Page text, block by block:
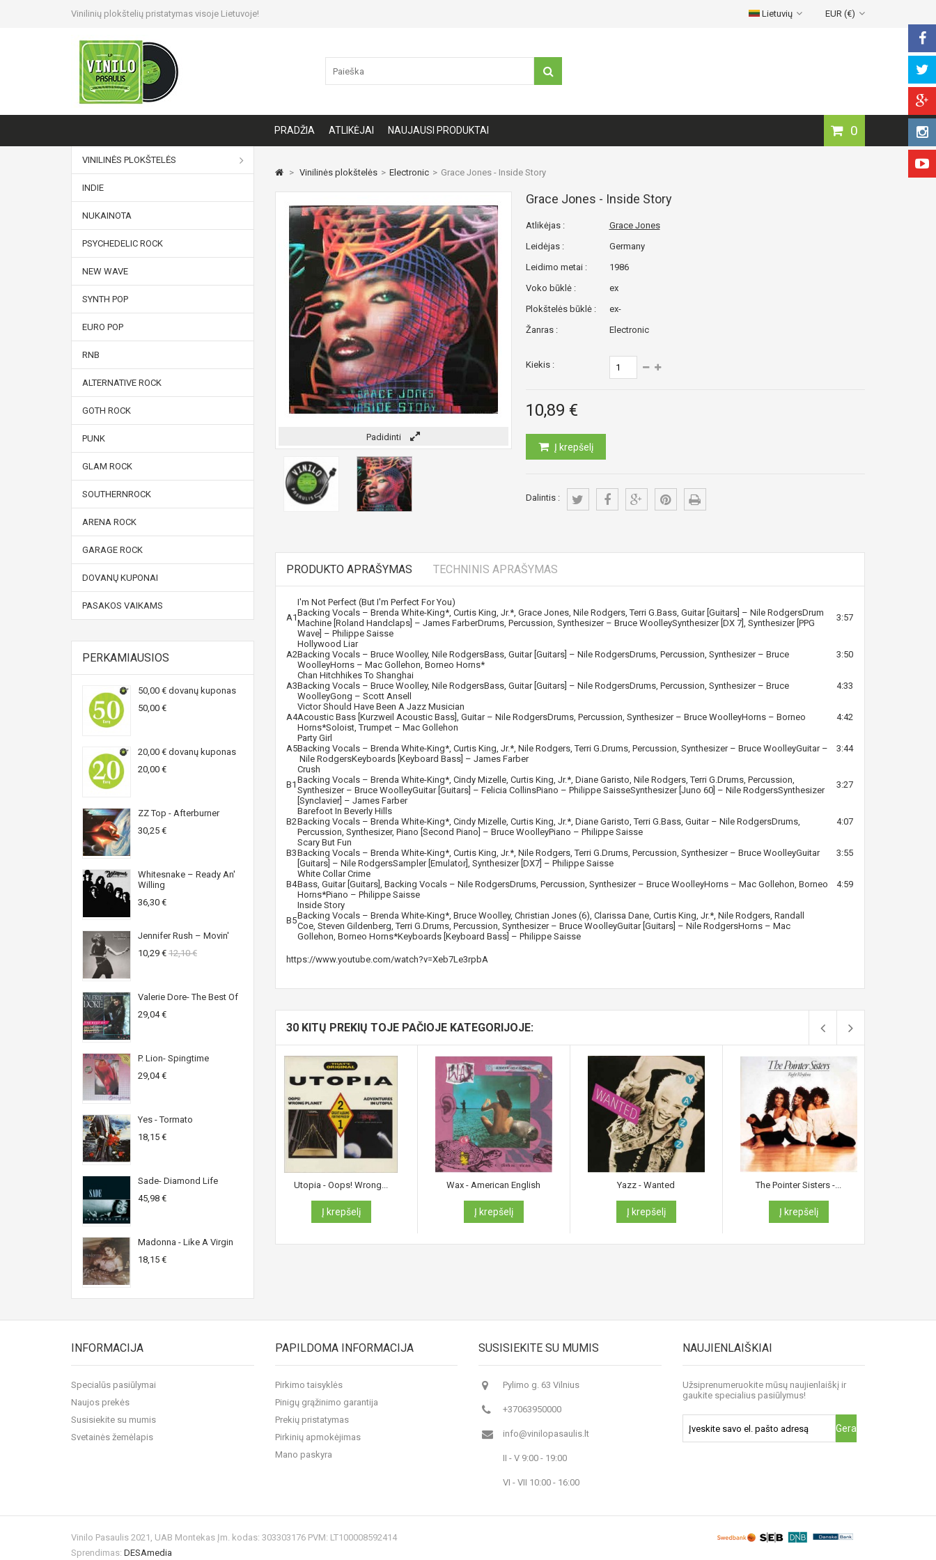
Vinilinių plokštelių pristatymas visoje Lietuvoje! EUR (€)
Lietuvių
0
PRADŽIA ATLIKĖJAI NAUJAUSI PRODUKTAI
VINILINĖS PLOKŠTELĖS
INDIE
NUKAINOTA
PSYCHEDELIC ROCK
NEW WAVE
SYNTH POP
EURO POP
RNB
ALTERNATIVE ROCK
GOTH ROCK
PUNK
GLAM ROCK
SOUTHERNROCK
ARENA ROCK
GARAGE ROCK
DOVANŲ KUPONAI
PASAKOS VAIKAMS
PERKAMIAUSIOS
50,00 € dovanų kuponas
50,00 €
20,00 € dovanų kuponas
20,00 €
ZZ Top - Afterburner
30,25 €
Whitesnake ‎– Ready An'
Willing
36,30 €
Jennifer Rush ‎– Movin'
10,29 € 12,10 €
Valerie Dore- The Best Of
29,04 €
P. Lion- Spingtime
29,04 €
Yes - Tormato
18,15 €
Sade- Diamond Life
45,98 €
Madonna - Like A Virgin
18,15 €
> Vinilinės plokštelės > Electronic > Grace Jones - Inside Story
Padidinti
Grace Jones - Inside Story
Atlikėjas :
Grace Jones
Leidėjas :
Germany
Leidimo metai :
1986
Voko būklė :
ex
Plokštelės būklė :
ex-
Žanras :
Electronic
Kiekis :
10,89 €
Į krepšelį
Dalintis :
PRODUKTO APRAŠYMAS TECHNINIS APRAŠYMAS
A1
I'm Not Perfect (But I'm Perfect For You)
Backing Vocals – Brenda White-King*, Curtis King, Jr.*, Grace Jones, Nile Rodgers,Terri G.Bass, Guitar [Guitars] – Nile RodgersDrum
Machine [Roland Handclaps] – James FarberDrums, Percussion, Synthesizer – Bruce WoolleySynthesizer [DX 7], Synthesizer [PPG
Wave] – Philippe Saisse
3:57
A2
Hollywood Liar
Backing Vocals – Bruce Woolley, Nile RodgersBass, Guitar [Guitars] – Nile RodgersDrums, Percussion, Synthesizer – Bruce
WoolleyHorns – Mac Gollehon, Borneo Horns*
3:50
A3
Chan Hitchhikes To Shanghai
Backing Vocals – Bruce Woolley, Nile RodgersBass, Guitar [Guitars] – Nile RodgersDrums, Percussion, Synthesizer – Bruce
WoolleyGong – Scott Ansell
4:33
A4
Victor Should Have Been A Jazz Musician
Acoustic Bass [Kurzweil Acoustic Bass], Guitar – Nile RodgersDrums, Percussion, Synthesizer – Bruce WoolleyHorns – Borneo
Horns*Soloist, Trumpet – Mac Gollehon
4:42
A5
Party Girl
Backing Vocals – Brenda White-King*, Curtis King, Jr.*, Nile Rodgers,Terri G.Drums, Percussion, Synthesizer – Bruce WoolleyGuitar –
Nile RodgersKeyboards [Keyboard Bass] – James Farber
3:44
B1
Crush
Backing Vocals – Brenda White-King*, Cindy Mizelle, Curtis King, Jr.*, Diane Garisto, Nile Rodgers,Terri G.Drums, Percussion,
Synthesizer – Bruce WoolleyGuitar [Guitars] – Felicia CollinsPiano – Philippe SaisseSynthesizer [Juno 60] – Nile RodgersSynthesizer
[Synclavier] – James Farber
3:27
B2
Barefoot In Beverly Hills
Backing Vocals – Brenda White-King*, Cindy Mizelle, Curtis King, Jr.*, Diane Garisto,Terri G.Bass, Guitar – Nile RodgersDrums,
Percussion, Synthesizer, Piano [Second Piano] – Bruce WoolleyPiano – Philippe Saisse
4:07
B3
Scary But Fun
Backing Vocals – Brenda White-King*, Curtis King, Jr.*, Nile Rodgers,Terri G.Drums, Percussion, Synthesizer – Bruce WoolleyGuitar
[Guitars] – Nile RodgersSampler [Emulator], Synthesizer [DX7] – Philippe Saisse
3:55
B4
White Collar Crime
Bass, Guitar [Guitars], Backing Vocals – Nile RodgersDrums, Percussion, Synthesizer – Bruce WoolleyHorns – Mac Gollehon, Borneo
Horns*Piano – Philippe Saisse
4:59
B5
Inside Story
Backing Vocals – Brenda White-King*, Bruce Woolley, Christian Jones (6), Clarissa Dane, Curtis King, Jr.*, Nile Rodgers, Randall
Coe, Steven Gildenberg,Terri G.Drums, Percussion, Synthesizer – Bruce WoolleyGuitar [Guitars] – Nile RodgersHorns – Mac
Gollehon, Borneo Horns*Keyboards [Keyboard Bass] – Philippe Saisse
https://www.youtube.com/watch?v=Xeb7Le3rpbA
30 KITŲ PREKIŲ TOJE PAČIOJE KATEGORIJOJE:
Utopia - Oops! Wrong...
Į krepšelį
Wax - American English
Į krepšelį
Yazz - Wanted
Į krepšelį
The Pointer Sisters -...
Į krepšelį
INFORMACIJA
Specialūs pasiūlymai
Naujos prekės
Susisiekite su mumis
Svetainės žemėlapis
PAPILDOMA INFORMACIJA
Pirkimo taisyklės
Pinigų grąžinimo garantija
Prekių pristatymas
Pirkinių apmokėjimas
Mano paskyra
SUSISIEKITE SU MUMIS
Pylimo g. 63 Vilnius
+37063950000
info@vinilopasaulis.lt
II - V 9:00 - 19:00
VI - VII 10:00 - 16:00
NAUJIENLAIŠKIAI
Užsiprenumeruokite mūsų naujienlaiškį ir
gaukite specialius pasiūlymus!
Gerai
Vinilo Pasaulis 2021, UAB Montekas Įm. kodas: 303303176 PVM: LT100008592414
Sprendimas: DESAmedia